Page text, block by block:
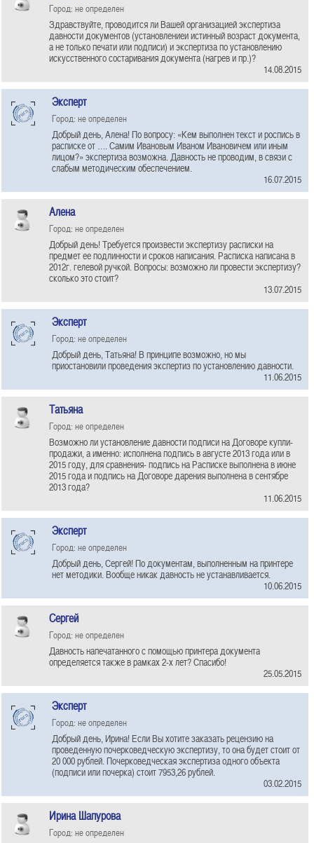
Город: не определен
Здравствуйте, проводится ли Вашей организацией экспертиза
давности документов (установлениеи истинный возраст документа,
а не только печати или подписи) и экспертиза по установлению
искусственного состаривания документа (нагрев и пр.)?
14.08.2015
Эксперт
Город: не определен
Добрый день, Алена! По вопросу: «Кем выполнен текст и роспись в
расписке от …. Самим Ивановым Иваном Ивановичем или иным
лицом?» экспертиза возможна. Давность не проводим, в связи с
слабым методическим обеспечением.
16.07.2015
Алена
Город: не определен
Добрый день! Требуется произвести экспертизу расписки на
предмет ее подлинности и сроков написания. Расписка написана в
2012г. гелевой ручкой. Вопросы: возможно ли провести экспертизу?
сколько это стоит?
13.07.2015
Эксперт
Город: не определен
Добрый день, Татьяна! В принципе возможно, но мы
приостановили проведения экспертиз по установлению давности.
11.06.2015
Татьяна
Город: не определен
Возможно ли установление давности подписи на Договоре купли-
продажи, а именно: исполнена подпись в августе 2013 года или в
2015 году, для сравнения- подпись на Расписке выполнена в июне
2015 года и подпись на Договоре дарения выполнена в сентябре
2013 года?
11.06.2015
Эксперт
Город: не определен
Добрый день, Сергей! По документам, выполненным на принтере
нет методики. Вообще никак давность не устанавливается.
10.06.2015
Сергей
Город: не определен
Давность напечатанного с помощью принтера документа
определяется также в рамках 2-х лет? Спасибо!
25.05.2015
Эксперт
Город: не определен
Добрый день, Ирина! Если Вы хотите заказать рецензию на
проведенную почерковедческую экспертизу, то она будет стоит от
20 000 рублей. Почерковедческая экспертиза одного объекта
(подписи или почерка) стоит 7953,26 рублей.
03.02.2015
Ирина Шапурова
Город: не определен